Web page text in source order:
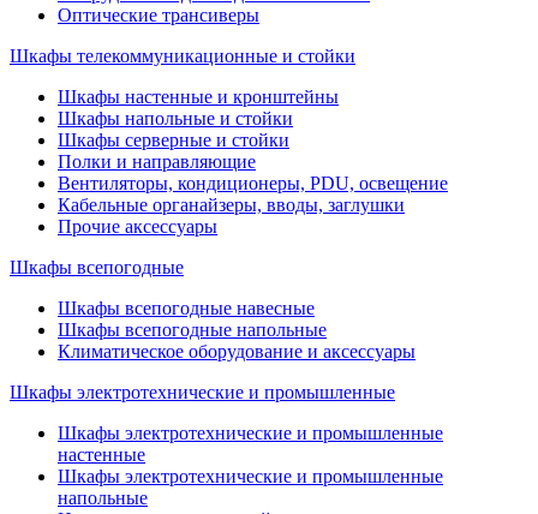
Оптические трансиверы
Шкафы телекоммуникационные и стойки
Шкафы настенные и кронштейны
Шкафы напольные и стойки
Шкафы серверные и стойки
Полки и направляющие
Вентиляторы, кондиционеры, PDU, освещение
Кабельные органайзеры, вводы, заглушки
Прочие аксеcсуары
Шкафы всепогодные
Шкафы всепогодные навесные
Шкафы всепогодные напольные
Климатическое оборудование и аксессуары
Шкафы электротехнические и промышленные
Шкафы электротехнические и промышленные
настенные
Шкафы электротехнические и промышленные
напольные